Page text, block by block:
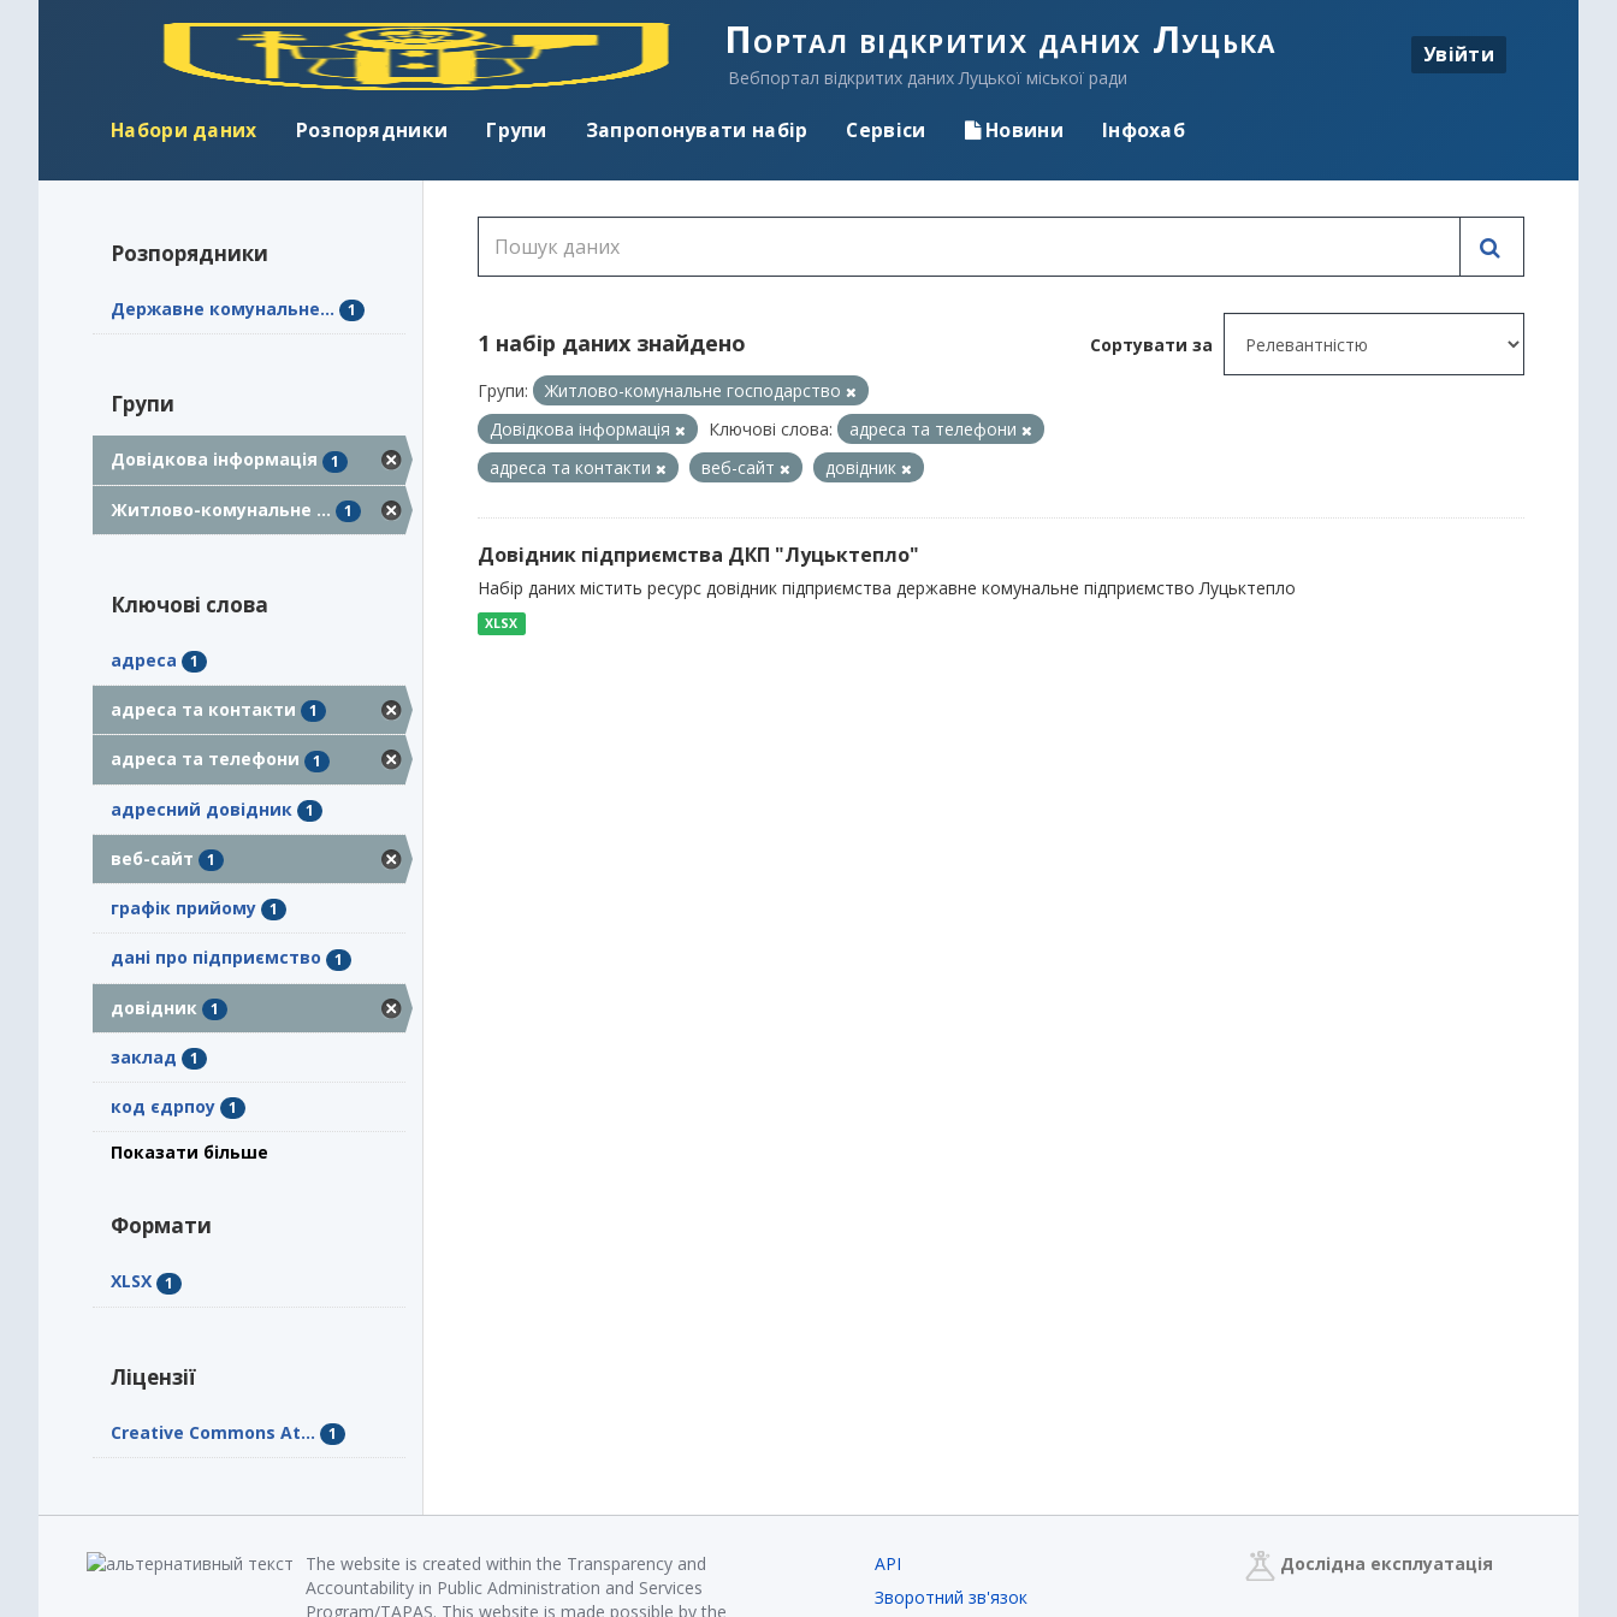
Портал відкритих даних Луцька
Вебпортал відкритих даних Луцької міської ради
Увійти
Набори даних Розпорядники Групи Запропонувати набір Сервіси Новини Інфохаб
Розпорядники
Державне комунальне... 1
Групи
Довідкова інформація 1
Житлово-комунальне ... 1
Ключові слова
адреса 1
адреса та контакти 1
адреса та телефони 1
адресний довідник 1
веб-сайт 1
графік прийому 1
дані про підприємство 1
довідник 1
заклад 1
код єдрпоу 1
Показати більше
Формати
XLSX 1
Ліцензії
Creative Commons At... 1
Сортувати за
1 набір даних знайдено
Групи:
Житлово-комунальне господарство
Довідкова інформація
Ключові слова:
адреса та телефони
адреса та контакти
веб-сайт довідник
Довідник підприємства ДКП "Луцьктепло"
Набір даних містить ресурс довідник підприємства державне комунальне підприємство Луцьктепло
XLSX
The website is created within the Transparency and
Accountability in Public Administration and Services
Program/TAPAS. This website is made possible by the
API
Зворотний зв'язок
Дослідна експлуатація